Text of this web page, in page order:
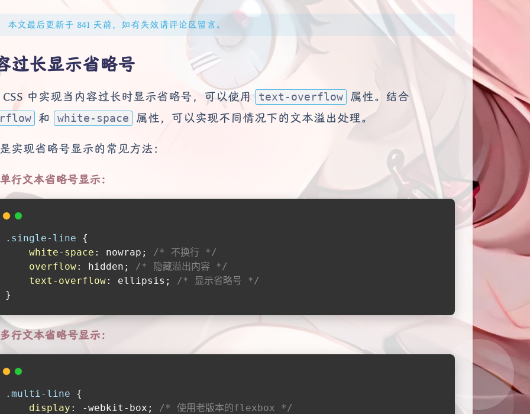
本文最后更新于 841 天前，如有失效请评论区留言。
过长显示省略号
中实现当内容过长时显示省略号，可以使用 text-overflow 属性。结合
和 white-space 属性，可以实现不同情况下的文本溢出处理。
实现省略号显示的常见方法：
单行文本省略号显示：
.single-line {
white-space : nowrap;
/* 不换行 */
overflow: hidden;
/* 隐藏溢出内容 */
text-overflow: ellipsis;
/* 显示省略号 */
}
多行文本省略号显示：
.multi-line {
display : -webkit-box;
/* 使用老版本的flexbox */